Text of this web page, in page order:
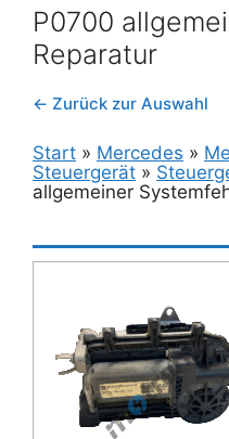
P0700
Reparatur
← Zurück zur Auswahl
Start » Mercedes »
Steuergerät »
allgemeiner